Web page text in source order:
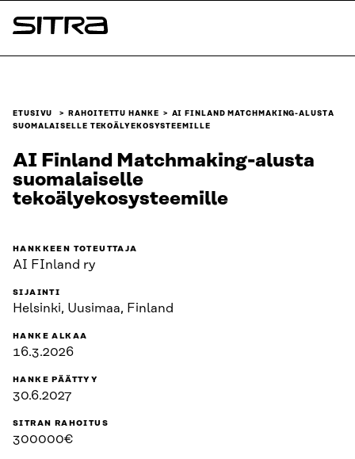
Siirry
suoraan
Sitra
ETUSIVU RAHOITETTU HANKE
AI FINLAND MATCHMAKING-ALUSTA
SUOMALAISELLE TEKOÄLYEKOSYSTEEMILLE
AI Finland Matchmaking-alusta
suomalaiselle
tekoälyekosysteemille
HANKKEEN TOTEUTTAJA
AI FInland ry
SIJAINTI
Helsinki, Uusimaa, Finland
HANKE ALKAA
16.3.2026
HANKE PÄÄTTYY
30.6.2027
SITRAN RAHOITUS
300000€